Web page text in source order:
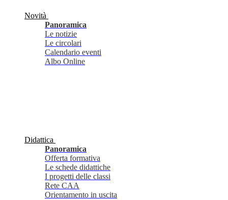
Novità
Panoramica
Le notizie
Le circolari
Calendario eventi
Albo Online
Didattica
Panoramica
Offerta formativa
Le schede didattiche
I progetti delle classi
Rete CAA
Orientamento in uscita